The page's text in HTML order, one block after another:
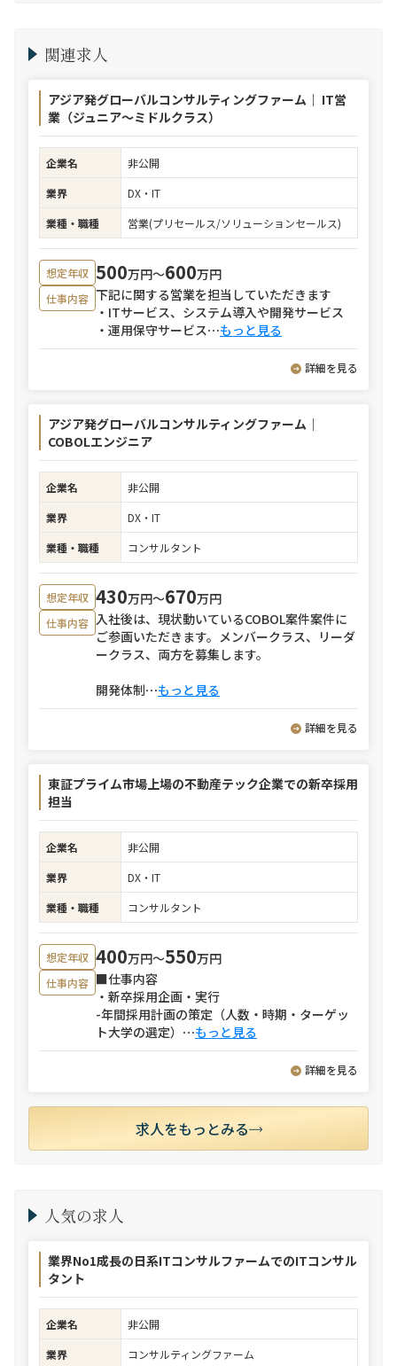
関連求人
アジア発グローバルコンサルティングファーム｜ IT営
業（ジュニア～ミドルクラス）
企業名
非公開
業界
DX・IT
業種・職種
営業(プリセールス/ソリューションセールス)
想定年収 500万円〜600万円
仕事内容 下記に関する営業を担当していただきます
・ITサービス、システム導入や開発サービス
・運用保守サービス⋯もっと見る
詳細を見る
アジア発グローバルコンサルティングファーム｜
COBOLエンジニア
企業名
非公開
業界
DX・IT
業種・職種
コンサルタント
想定年収 430万円〜670万円
仕事内容 入社後は、現状動いているCOBOL案件案件に
ご参画いただきます。メンバークラス、リーダ
ークラス、両方を募集します。
開発体制⋯もっと見る
詳細を見る
東証プライム市場上場の不動産テック企業での新卒採用
担当
企業名
非公開
業界
DX・IT
業種・職種
コンサルタント
想定年収 400万円〜550万円
仕事内容 ■仕事内容
・新卒採用企画・実行
-年間採用計画の策定（人数・時期・ターゲッ
ト大学の選定） ⋯もっと見る
詳細を見る
求人をもっとみる
人気の求人
業界No1成長の日系ITコンサルファームでのITコンサル
タント
企業名
非公開
業界
コンサルティングファーム